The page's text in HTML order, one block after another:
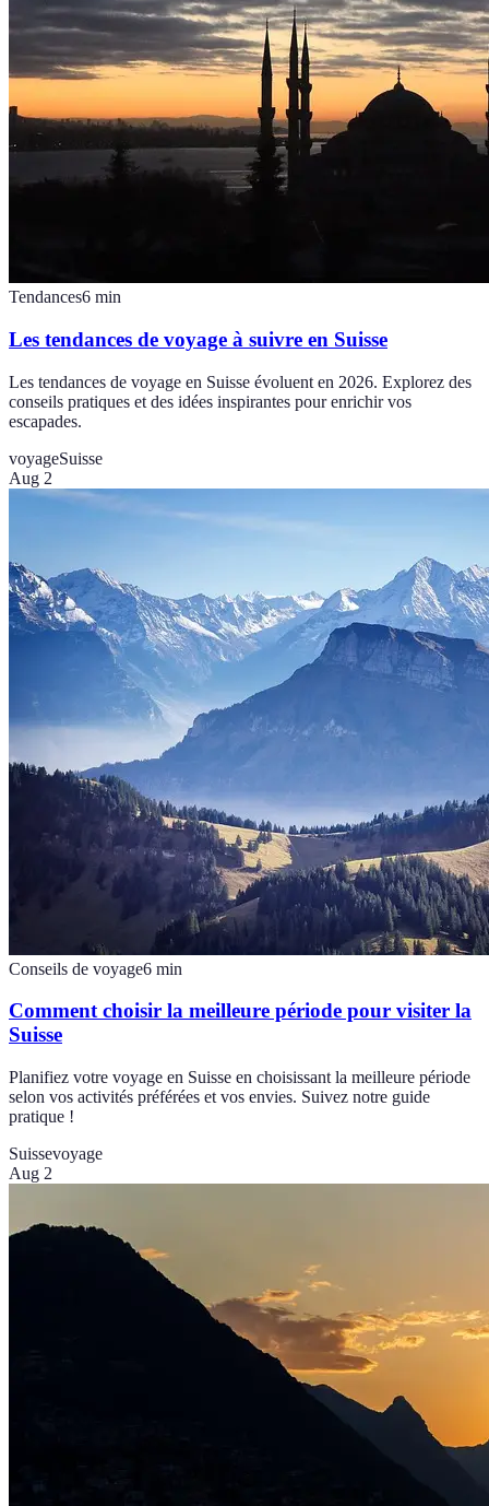
Tendances6 min
Les tendances de voyage à suivre en Suisse
Les tendances de voyage en Suisse évoluent en 2026. Explorez des
conseils pratiques et des idées inspirantes pour enrichir vos
escapades.
voyageSuisse
Aug 2
Conseils de voyage6 min
Comment choisir la meilleure période pour visiter la
Suisse
Planifiez votre voyage en Suisse en choisissant la meilleure période
selon vos activités préférées et vos envies. Suivez notre guide
pratique !
Suissevoyage
Aug 2